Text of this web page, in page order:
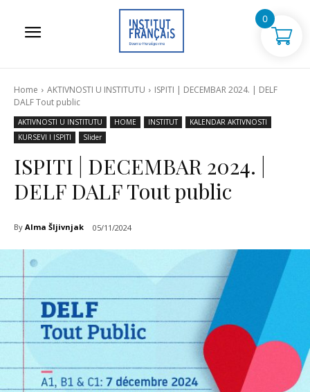
Home AKTIVNOSTI U INSTITUTU
ISPITI | DECEMBAR 2024. | DELF
DALF Tout public
AKTIVNOSTI U INSTITUTU HOME INSTITUT
KALENDAR AKTIVNOSTI
KURSEVI I ISPITI
Slider
ISPITI | DECEMBAR 2024. |
DELF DALF Tout public
By Alma Šljivnjak 05/11/2024
0